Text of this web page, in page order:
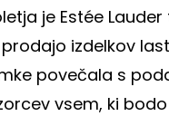
je Estée
izdelkov
povečala s
vsem, ki